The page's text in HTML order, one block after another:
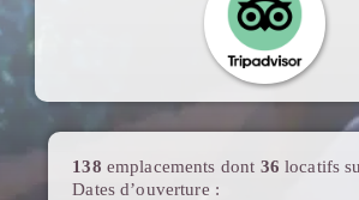
138 emplacements dont 36 locatifs
Dates d’ouverture :